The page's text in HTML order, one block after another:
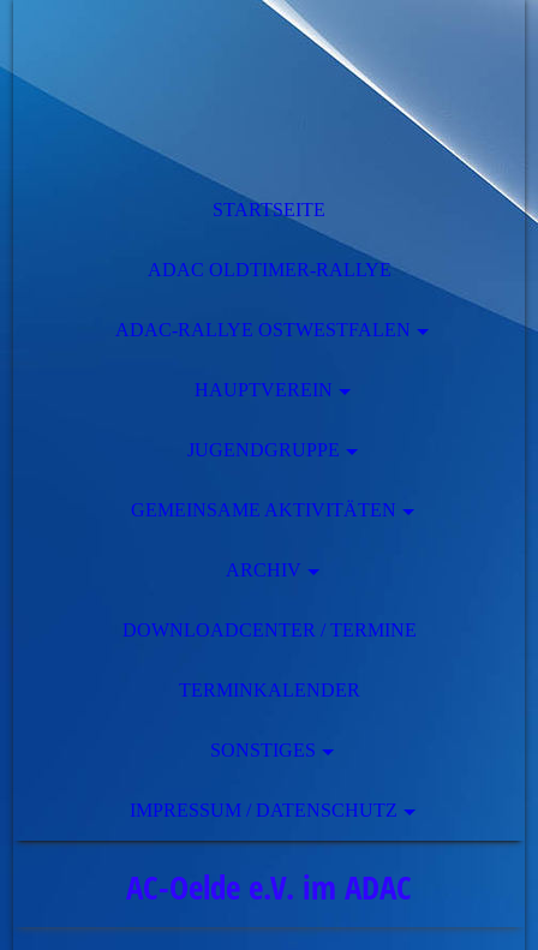
STARTSEITE
ADAC OLDTIMER-RALLYE
ADAC-RALLYE OSTWESTFALEN
HAUPTVEREIN
JUGENDGRUPPE
GEMEINSAME AKTIVITÄTEN
ARCHIV
DOWNLOADCENTER / TERMINE
TERMINKALENDER
SONSTIGES
IMPRESSUM / DATENSCHUTZ
AC-Oelde e.V. im ADAC